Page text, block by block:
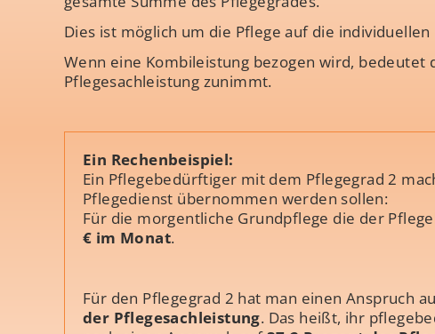
Dies ist möglich um die Pflege auf die
Wenn eine Kombileistung bezogen wird,
Pflegesachleistung zunimmt.
Ein Rechenbeispiel:
Ein Pflegebedürftiger mit dem Pflegegrad 2
Pflegedienst übernommen werden sollen:
Für die morgentliche Grundpflege die der
€ im Monat.
Für den Pflegegrad 2 hat man einen Anspruch
der Pflegesachleistung. Das heißt, ihr